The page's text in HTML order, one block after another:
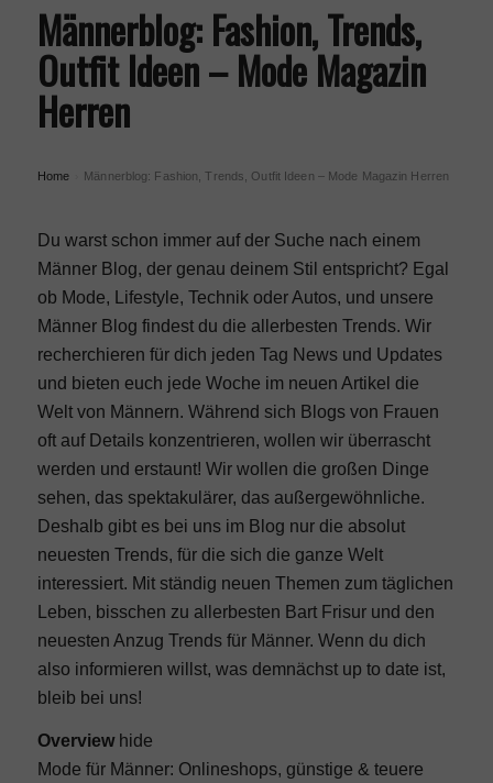
Menü
Männerblog: Fashion, Trends,
Outfit Ideen – Mode Magazin
Herren
Home Männerblog: Fashion, Trends, Outfit Ideen – Mode Magazin Herren
Du warst schon immer auf der Suche nach einem
Männer Blog, der genau deinem Stil entspricht? Egal
ob Mode, Lifestyle, Technik oder Autos, und unsere
Männer Blog findest du die allerbesten Trends. Wir
recherchieren für dich jeden Tag News und Updates
und bieten euch jede Woche im neuen Artikel die
Welt von Männern. Während sich Blogs von Frauen
oft auf Details konzentrieren, wollen wir überrascht
werden und erstaunt! Wir wollen die großen Dinge
sehen, das spektakulärer, das außergewöhnliche.
Deshalb gibt es bei uns im Blog nur die absolut
neuesten Trends, für die sich die ganze Welt
interessiert. Mit ständig neuen Themen zum täglichen
Leben, bisschen zu allerbesten Bart Frisur und den
neuesten Anzug Trends für Männer. Wenn du dich
also informieren willst, was demnächst up to date ist,
bleib bei uns!
Overview hide
Mode für Männer: Onlineshops, günstige & teuere